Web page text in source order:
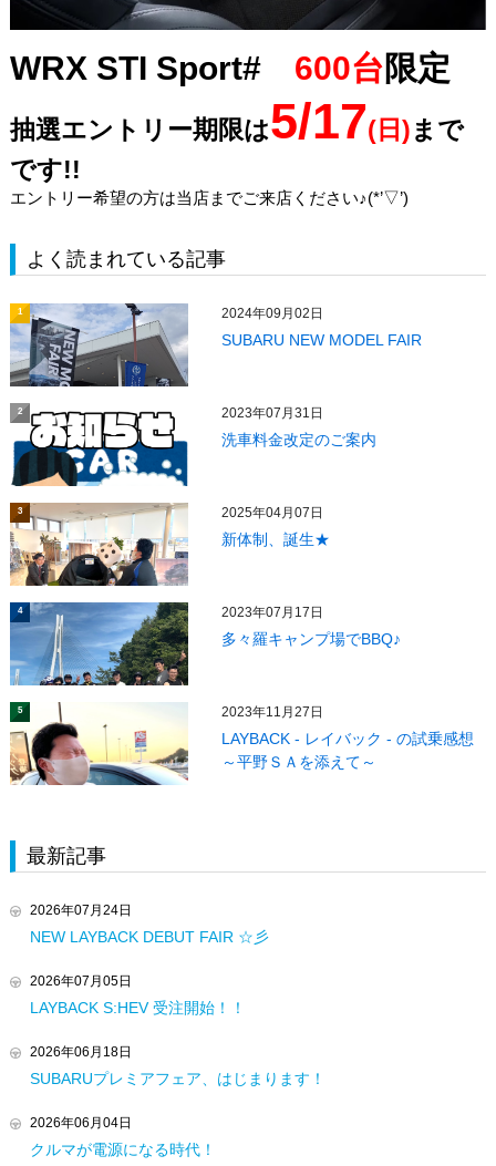
WRX STI Sport# 600台限定
抽選エントリー期限は5/17(日) まで
です!!
エントリー希望の方は当店までご来店ください♪(*’▽’)
よく読まれている記事
1 2024年09月02日
SUBARU NEW MODEL FAIR
2 2023年07月31日
洗車料金改定のご案内
3 2025年04月07日
新体制、誕生★
4 2023年07月17日
多々羅キャンプ場でBBQ♪
5 2023年11月27日
LAYBACK - レイバック - の試乗感想
～平野ＳＡを添えて～
最新記事
2026年07月24日
NEW LAYBACK DEBUT FAIR ☆彡
2026年07月05日
LAYBACK S:HEV 受注開始！！
2026年06月18日
SUBARUプレミアフェア、はじまります！
2026年06月04日
クルマが電源になる時代！